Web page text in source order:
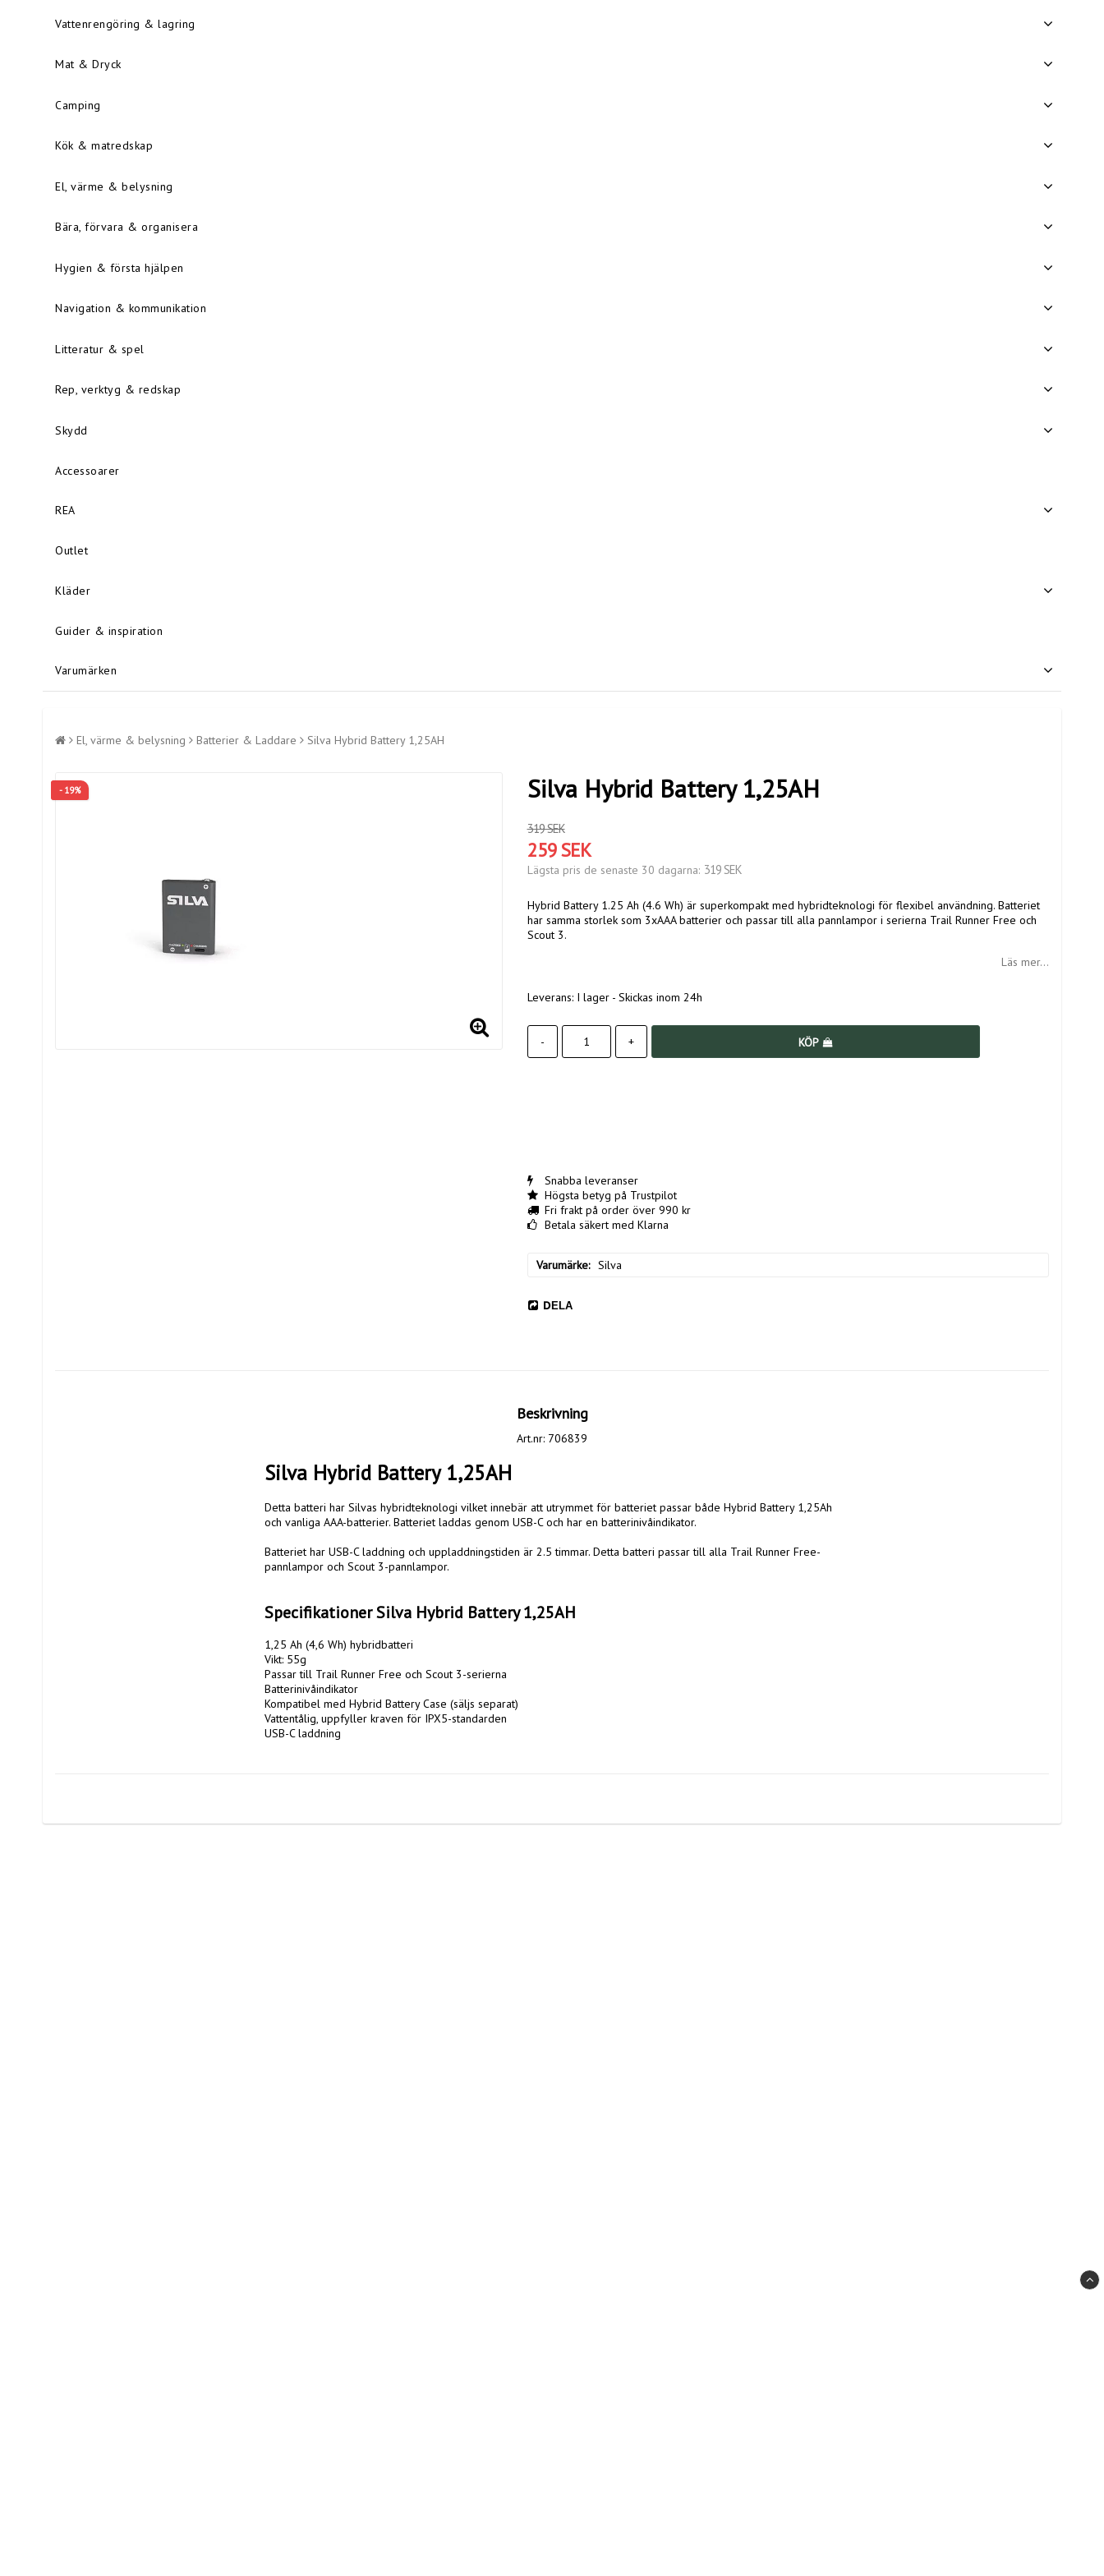
Vattenrengöring & lagring
Mat & Dryck
Camping
Kök & matredskap
El, värme & belysning
Bära, förvara & organisera
Hygien & första hjälpen
Navigation & kommunikation
Litteratur & spel
Rep, verktyg & redskap
Skydd
Accessoarer
REA
Outlet
Kläder
Guider & inspiration
Varumärken
El, värme & belysning Batterier & Laddare Silva Hybrid Battery 1,25AH
- 19% Silva Hybrid Battery 1,25AH
319 SEK
259 SEK
Lägsta pris de senaste 30 dagarna 319 SEK
Hybrid Battery 1.25 Ah (4.6 Wh) är superkompakt med hybridteknologi för flexibel användning. Batteriet
har samma storlek som 3xAAA batterier och passar till alla pannlampor i serierna Trail Runner Free och
Scout 3.
Läs mer...
Leverans: I lager - Skickas inom 24h
- + KÖP
Snabba leveranser
Högsta betyg på Trustpilot
Fri frakt på order över 990 kr
Betala säkert med Klarna
Varumärke Silva
DELA
Beskrivning
Art.nr: 706839
Silva Hybrid Battery 1,25AH
Detta batteri har Silvas hybridteknologi vilket innebär att utrymmet för batteriet passar både Hybrid Battery 1,25Ah
och vanliga AAA-batterier. Batteriet laddas genom USB-C och har en batterinivåindikator.
Batteriet har USB-C laddning och uppladdningstiden är 2.5 timmar. Detta batteri passar till alla Trail Runner Free-
pannlampor och Scout 3-pannlampor.
Specifikationer Silva Hybrid Battery 1,25AH
1,25 Ah (4,6 Wh) hybridbatteri
Vikt: 55g
Passar till Trail Runner Free och Scout 3-serierna
Batterinivåindikator
Kompatibel med Hybrid Battery Case (säljs separat)
Vattentålig, uppfyller kraven för IPX5-standarden
USB-C laddning